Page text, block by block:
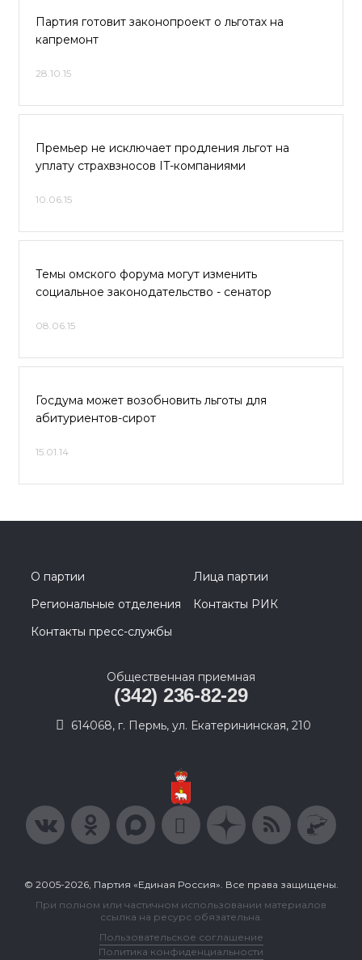
Партия готовит законопроект о льготах на
капремонт
28.10.15
Премьер не исключает продления льгот на
уплату страхвзносов IT-компаниями
10.06.15
Темы омского форума могут изменить
социальное законодательство - сенатор
08.06.15
Госдума может возобновить льготы для
абитуриентов-сирот
15.01.14
О партии
Лица партии
Региональные отделения
Контакты РИК
Контакты пресс-службы
Общественная приемная
(342) 236-82-29
614068, г. Пермь, ул. Екатерининская, 210
© 2005-2026, Партия «Единая Россия». Все права защищены.
При полном или частичном использовании материалов
ссылка на ресурс обязательна.
Пользовательское соглашение
Политика конфиденциальности